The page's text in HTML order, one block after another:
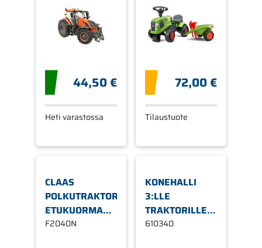
44,50 €
Heti varastossa
72,00 €
Tilaustuote
CLAAS
POLKUTRAKTORI,
ETUKUORMAAJALLA
JA
F2040N
KONEHALLI
3:LLE
TRAKTORILLE
77,5 X 55 X 38
610340